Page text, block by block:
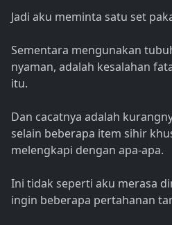
Jadi aku meminta satu set
Sementara mengunakan
nyaman, adalah kesalahan
itu.
Dan cacatnya adalah
selain beberapa item sihir
melengkapi dengan apa-apa.
Ini tidak seperti aku merasa
ingin beberapa pertahanan